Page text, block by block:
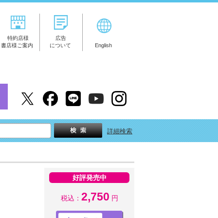
特約店様
書店様ご案内
広告
について
English
詳細検索
好評発売中
税込： 2,750 円